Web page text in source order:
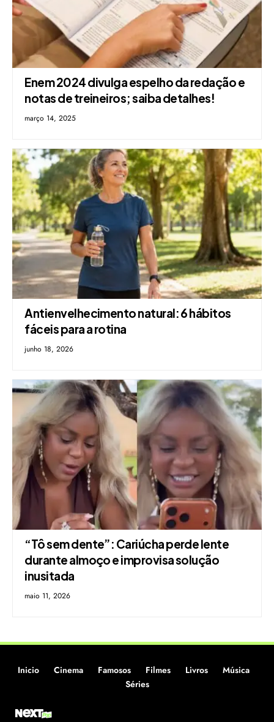
Enem 2024 divulga espelho da redação e
notas de treineiros; saiba detalhes!
março 14, 2025
Antienvelhecimento natural: 6 hábitos
fáceis para a rotina
junho 18, 2026
“Tô sem dente”: Cariúcha perde lente
durante almoço e improvisa solução
inusitada
maio 11, 2026
Inicio Cinema Famosos Filmes Livros
Música
Séries